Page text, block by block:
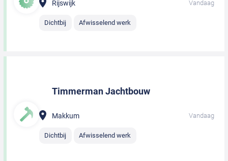
Rijswijk Vandaag
Dichtbij Afwisselend werk
Timmerman Jachtbouw
Makkum Vandaag
Dichtbij Afwisselend werk